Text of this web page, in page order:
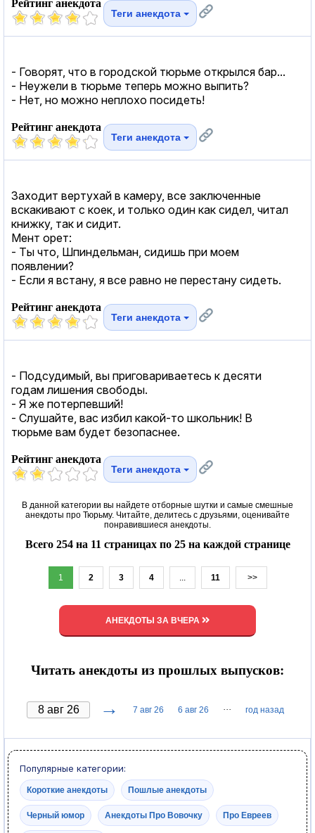
Рейтинг анекдота
Теги анекдота
- Говорят, что в городской тюрьме открылся бар...
- Неужели в тюрьме теперь можно выпить?
- Нет, но можно неплохо посидеть!
Рейтинг анекдота
Теги анекдота
Заходит вертухай в камеру, все заключенные
вскакивают с коек, и только один как сидел, читал
книжку, так и сидит.
Мент орет:
- Ты что, Шпиндельман, сидишь при моем
появлении?
- Если я встану, я все равно не перестану сидеть.
Рейтинг анекдота
Теги анекдота
- Подсудимый, вы приговариваетесь к десяти
годам лишения свободы.
- Я же потерпевший!
- Слушайте, вас избил какой-то школьник! В
тюрьме вам будет безопаснее.
Рейтинг анекдота
Теги анекдота
В данной категории вы найдете отборные шутки и самые смешные
анекдоты про Тюрьму. Читайте, делитесь с друзьями, оценивайте
понравившиеся анекдоты.
Всего 254 на 11 страницах по 25 на каждой странице
1 2 3 4 ... 11 >>
АНЕКДОТЫ ЗА ВЧЕРА
Читать анекдоты из прошлых выпусков:
→ 7 авг 26 6 авг 26 ··· год назад
Популярные категории:
Короткие анекдоты Пошлые анекдоты
Черный юмор Анекдоты Про Вовочку Про Евреев